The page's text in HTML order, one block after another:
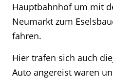
Hauptbahnhof um mit
Neumarkt zum
fahren.
Hier trafen sich auch
Auto angereist waren